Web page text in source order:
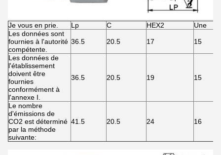
Je vous en prie. Lp C HEX2
Une
Les données sont
fournies à l'autorité
compétente.
36.5 20.5 17 15
Les données de
l'établissement
doivent être
fournies
conformément à
l'annexe I.
36.5 20.5 19 15
Le nombre
d'émissions de
CO2 est déterminé
par la méthode
suivante:
41.5 20.5 24 16